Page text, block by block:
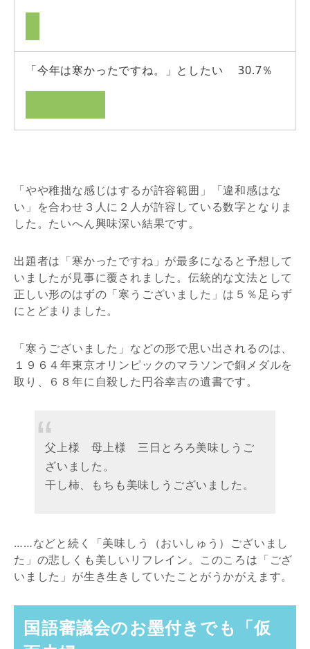
「今年は寒かったですね。」としたい 30.7％
「やや稚拙な感じはするが許容範囲」「違和感はな
い」を合わせ３人に２人が許容している数字となりま
した。たいへん興味深い結果です。
出題者は「寒かったですね」が最多になると予想して
いましたが見事に覆されました。伝統的な文法として
正しい形のはずの「寒うございました」は５％足らず
にとどまりました。
「寒うございました」などの形で思い出されるのは、
１９６４年東京オリンピックのマラソンで銅メダルを
取り、６８年に自殺した円谷幸吉の遺書です。
父上様 母上様 三日とろろ美味しうご
ざいました。
干し柿、もちも美味しうございました。
……などと続く「美味しう（おいしゅう）ございまし
た」の悲しくも美しいリフレイン。このころは「ござ
いました」が生き生きしていたことがうかがえます。
国語審議会のお墨付きでも「仮